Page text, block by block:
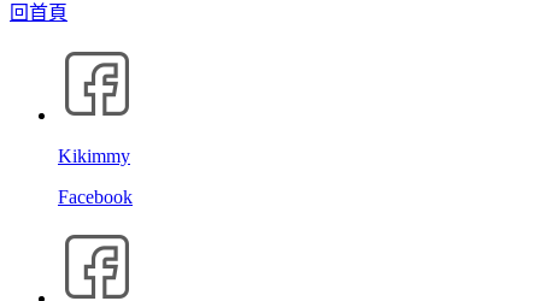
回首頁
Kikimmy
Facebook